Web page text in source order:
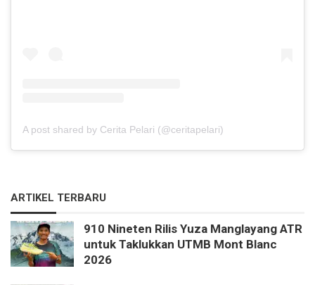
A post shared by Cerita Pelari (@ceritapelari)
ARTIKEL TERBARU
910 Nineten Rilis Yuza Manglayang ATR
untuk Taklukkan UTMB Mont Blanc
2026